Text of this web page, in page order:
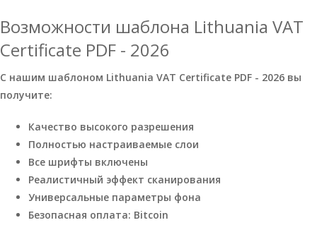
Возможности шаблона Lithuania VAT
Certificate PDF - 2026
С нашим шаблоном Lithuania VAT Certificate PDF - 2026 вы
получите:
Качество высокого разрешения
Полностью настраиваемые слои
Все шрифты включены
Реалистичный эффект сканирования
Универсальные параметры фона
Безопасная оплата: Bitcoin